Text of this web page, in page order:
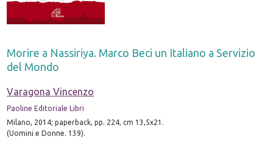
Morire a Nassiriya. Marco Beci un Italiano a Servizio
del Mondo
Varagona Vincenzo
Paoline Editoriale Libri
Milano, 2014; paperback, pp. 224, cm 13,5x21.
(Uomini e Donne. 139).